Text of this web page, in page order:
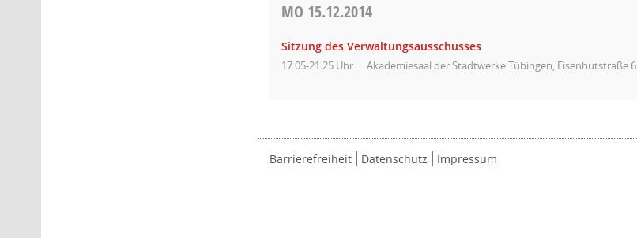
MO 15.12.2014
Sitzung des Verwaltungsausschusses
17:05-21:25 Uhr Akademiesaal der Stadtwerke Tübingen, Eisenhutstraße 6
Barrierefreiheit Datenschutz Impressum